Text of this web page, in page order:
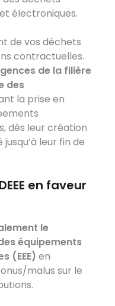
électroniques.
de vos déchets
contractuelles.
de la filière
des
la prise en
dès leur création
leur fin de
en faveur
le
équipements
(EEE) en
malus sur le